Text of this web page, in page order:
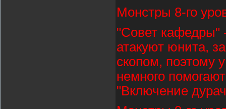
Монстры 8-го
"Совет кафедры"
атакуют юнита,
скопом, поэтому
немного
"Включение